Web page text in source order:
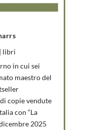
| libri
in cui sei
maestro del
copie vendute
con “La
2025